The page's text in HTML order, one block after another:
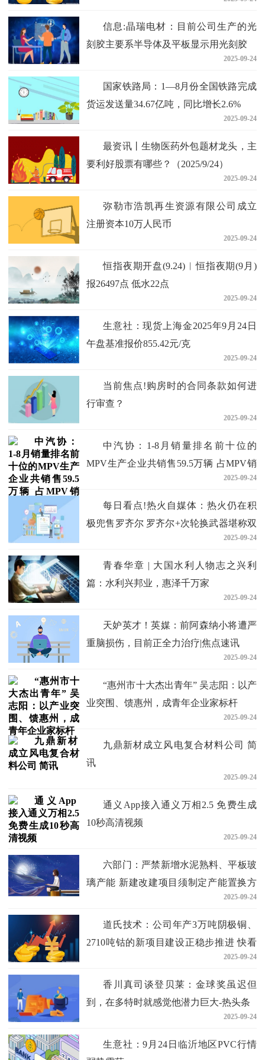
信息:晶瑞电材：目前公司生产的光
刻胶主要系半导体及平板显示用光刻胶
2025-09-24
国家铁路局：1—8月份全国铁路完成
货运发送量34.67亿吨，同比增长2.6%
2025-09-24
最资讯丨生物医药外包题材龙头，主
要利好股票有哪些？（2025/9/24）
2025-09-24
弥勒市浩凯再生资源有限公司成立
注册资本10万人民币
2025-09-24
恒指夜期开盘(9.24)︱恒指夜期(9月)
报26497点 低水22点
2025-09-24
生意社：现货上海金2025年9月24日
午盘基准报价855.42元/克
2025-09-24
当前焦点!购房时的合同条款如何进
行审查？
2025-09-24
中汽协：1-8月销量排名前十位的
MPV生产企业共销售59.5万辆 占MPV销
2025-09-24
每日看点!热火自媒体：热火仍在积
极兜售罗齐尔 罗齐尔+次轮换武器堪称双
2025-09-24
青春华章 | 大国水利人物志之兴利
篇：水利兴邦业，惠泽千万家
2025-09-24
天妒英才！英媒：前阿森纳小将遭严
重脑损伤，目前正全力治疗|焦点速讯
2025-09-24
“惠州市十大杰出青年” 吴志阳：以产
业突围、馈惠州，成青年企业家标杆
2025-09-24
九鼎新材成立风电复合材料公司 简
讯
2025-09-24
通义App接入通义万相2.5 免费生成
10秒高清视频
2025-09-24
六部门：严禁新增水泥熟料、平板玻
璃产能 新建改建项目须制定产能置换方
2025-09-24
道氏技术：公司年产3万吨阴极铜、
2710吨钴的新项目建设正稳步推进 快看
2025-09-24
香川真司谈登贝莱：金球奖虽迟但
到，在多特时就感觉他潜力巨大-热头条
2025-09-24
生意社：9月24日临沂地区PVC行情